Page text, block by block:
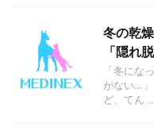
冬の乾
「隠れ
「冬にな
がない…
ど、てん